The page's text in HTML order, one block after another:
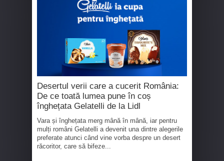
Desertul verii care a cucerit România:
De ce toată lumea pune în coș
înghețata Gelatelli de la Lidl
Vara și înghețata merg mână în mână, iar pentru
mulți români Gelatelli a devenit una dintre alegerile
preferate atunci când vine vorba despre un desert
răcoritor, care să bifeze...